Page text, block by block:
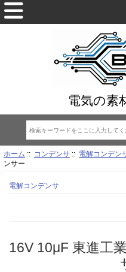
電気の素
ホーム :: コンデンサ:: 電解コンデン
ンサー
電解コンデンサ
16V 10μF 東進工